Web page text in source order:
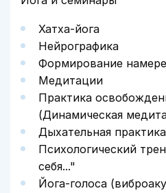
Хатха-йога
Нейрографика
Формирование
Медитации
Практика
(Динамическая
Дыхательная практика
Психологический
себя..."
Йога-голоса